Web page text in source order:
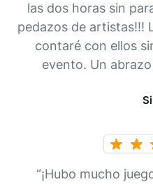
las dos horas sin
pedazos de artistas!!!
contaré con ellos
evento. Un
“¡Hubo mucho